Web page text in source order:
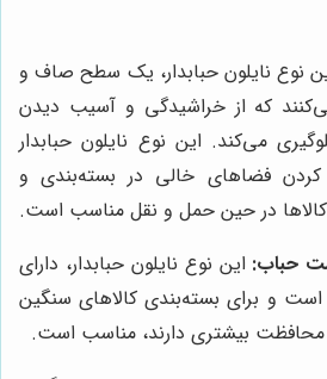
نوع نایلون حبابدار، یک سطح صاف و
که از خراشیدگی و آسیب دیدن
می‌کند. این نوع نایلون حبابدار
فضاهای خالی در بسته‌بندی و
در حین حمل و نقل مناسب است.
حباب: این نوع نایلون حبابدار، دارای
و برای بسته‌بندی کالاهای سنگین
محافظت بیشتری دارند، مناسب است.